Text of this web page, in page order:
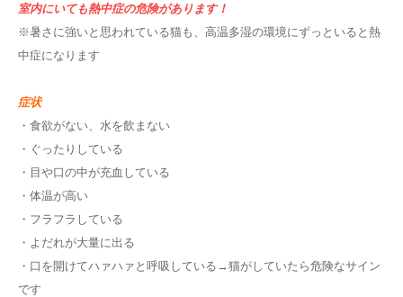
室内にいても熱中症の危険があります！
※暑さに強いと思われている猫も、高温多湿の環境にずっといると熱
中症になります
症状
・食欲がない、水を飲まない
・ぐったりしている
・目や口の中が充血している
・体温が高い
・フラフラしている
・よだれが大量に出る
・口を開けてハァハァと呼吸している→猫がしていたら危険なサイン
です